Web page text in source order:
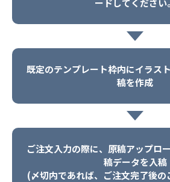
既定のテンプレート枠内にイラス
稿を作成
ご注文入力の際に、原稿アップロ
稿データを入稿
(〆切内であれば、ご注文完了後